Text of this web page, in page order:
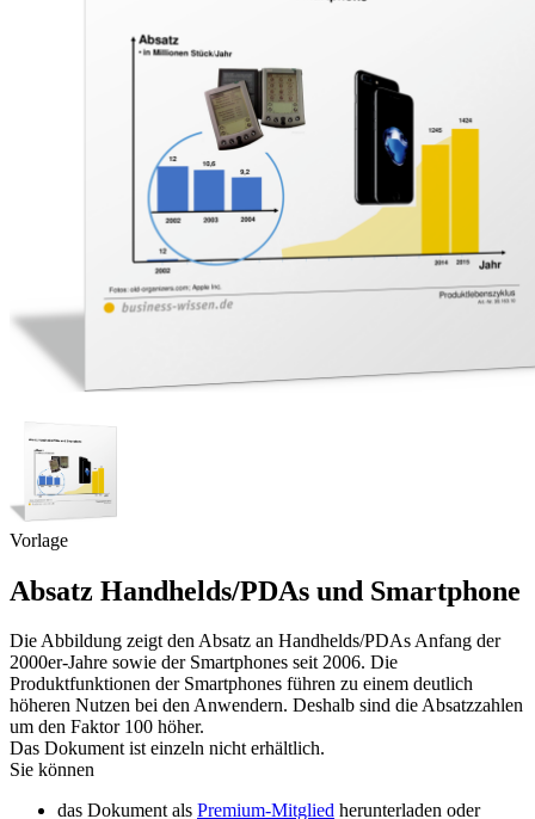
Vorlage
Absatz Handhelds/PDAs und Smartphone
Die Abbildung zeigt den Absatz an Handhelds/PDAs Anfang der
2000er-Jahre sowie der Smartphones seit 2006. Die
Produktfunktionen der Smartphones führen zu einem deutlich
höheren Nutzen bei den Anwendern. Deshalb sind die Absatzzahlen
um den Faktor 100 höher.
Das Dokument ist einzeln nicht erhältlich.
Sie können
das Dokument als Premium-Mitglied herunterladen oder